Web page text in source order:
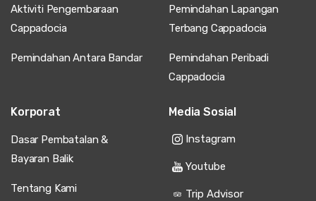
Aktiviti Pengembaraan
Cappadocia
Pemindahan Lapangan
Terbang Cappadocia
Pemindahan Antara Bandar
Pemindahan Peribadi
Cappadocia
Korporat
Dasar Pembatalan &
Bayaran Balik
Tentang Kami
Media Sosial
Instagram
Youtube
Trip Advisor